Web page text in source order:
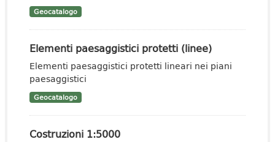
Geocatalogo
Elementi paesaggistici protetti (linee)
Elementi paesaggistici protetti lineari nei piani
paesaggistici
Geocatalogo
Costruzioni 1:5000